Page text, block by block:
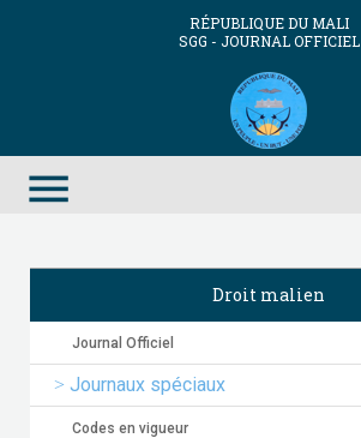
RÉPUBLIQUE DU MALI
SGG - JOURNAL OFFICIEL
menu
Droit malien
Journal Officiel
Journaux spéciaux
Codes en vigueur